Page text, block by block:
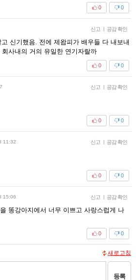
0
0
신고 | 공감 확인
신기했음. 전에 제왑피가 배우들 다 내보내
사내의 거의 유일한 연기자랄까
0
0
신고 | 공감 확인
0
0
11:32 신고 | 공감 확인
0
0
15:06 신고 | 공감 확인
똥강아지에서 너무 이쁘고 사랑스럽게 나
0
0
새로고침
등록